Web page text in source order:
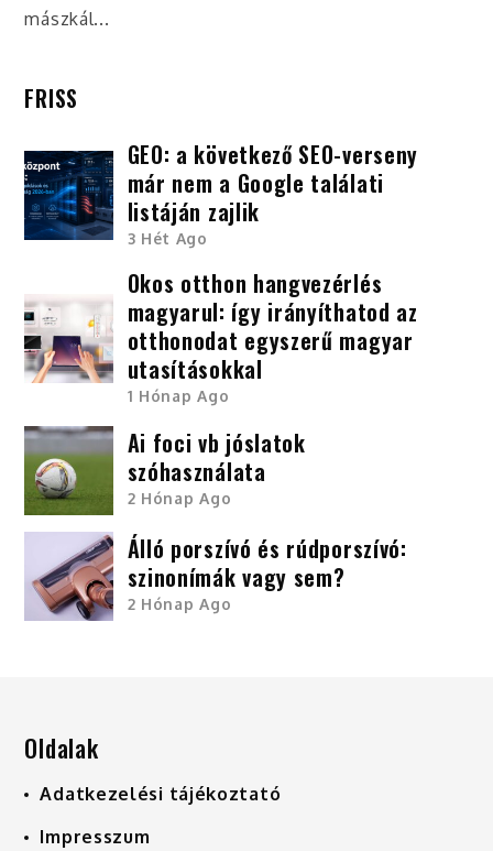
mászkál...
FRISS
GEO: a következő SEO-verseny
már nem a Google találati
listáján zajlik
3 Hét Ago
Okos otthon hangvezérlés
magyarul: így irányíthatod az
otthonodat egyszerű magyar
utasításokkal
1 Hónap Ago
Ai foci vb jóslatok
szóhasználata
2 Hónap Ago
Álló porszívó és rúdporszívó:
szinonímák vagy sem?
2 Hónap Ago
Oldalak
Adatkezelési tájékoztató
Impresszum